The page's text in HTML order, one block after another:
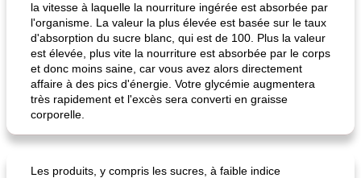
la vitesse à laquelle la nourriture ingérée est absorbée par
l'organisme. La valeur la plus élevée est basée sur le taux
d'absorption du sucre blanc, qui est de 100. Plus la valeur
est élevée, plus vite la nourriture est absorbée par le corps
et donc moins saine, car vous avez alors directement
affaire à des pics d'énergie. Votre glycémie augmentera
très rapidement et l'excès sera converti en graisse
corporelle.
Les produits, y compris les sucres, à faible indice